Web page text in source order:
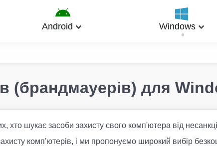
Android Windows
(брандмауерів) для
шукає засоби захисту свого комп'ютера від
комп'ютерів, і ми пропонуємо широкий вибір